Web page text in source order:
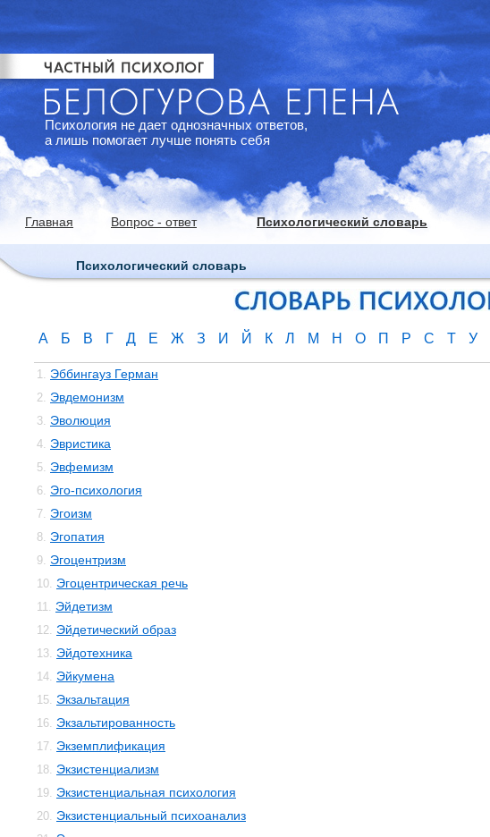
Психология не дает однозначных ответов,
а лишь помогает лучше понять себя
Главная Вопрос - ответ Психологический словарь
Психологический словарь
А Б В Г Д Е Ж З И Й К Л М Н О П Р С Т У
1. Эббингауз Герман
2. Эвдемонизм
3. Эволюция
4. Эвристика
5. Эвфемизм
6. Эго-психология
7. Эгоизм
8. Эгопатия
9. Эгоцентризм
10. Эгоцентрическая речь
11. Эйдетизм
12. Эйдетический образ
13. Эйдотехника
14. Эйкумена
15. Экзальтация
16. Экзальтированность
17. Экземплификация
18. Экзистенциализм
19. Экзистенциальная психология
20. Экзистенциальный психоанализ